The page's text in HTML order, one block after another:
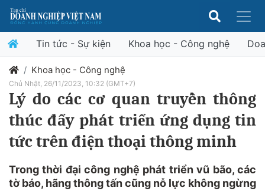
Tin tức - Sự kiện Khoa học - Công nghệ
Khoa học - Công nghệ
Chủ Nhật, 26/11/2023, 10:32 (GMT+7)
Lý do các cơ quan truyền thông
thúc đẩy phát triển ứng dụng tin
tức trên điện thoại thông minh
Trong thời đại công nghệ phát triển vũ bão, các
tờ báo, hãng thông tấn cũng nỗ lực không ngừng